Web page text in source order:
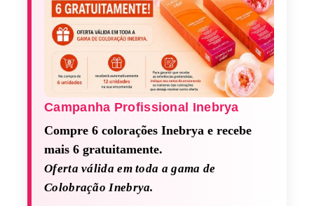
Campanha Profissional Inebrya​
Compre 6 colorações Inebrya e recebe
mais 6 gratuitamente.
Oferta válida em toda a gama de
Colobração Inebrya.